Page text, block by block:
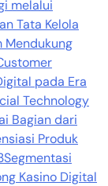
melalui
Tata Kelola
Mendukung
pada Era
Technology
Bagian dari
Produk
Segmentasi
Kasino Digital